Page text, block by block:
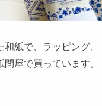
紙で、ラッピング。
屋で買っています。